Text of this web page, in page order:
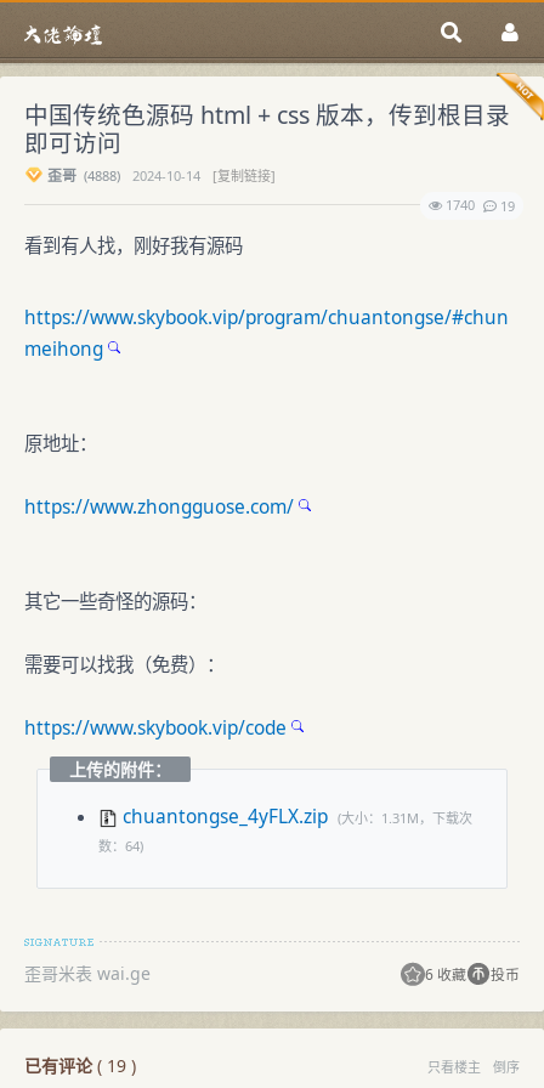
中国传统色源码 html + css 版本，传到根目录
即可访问
歪哥 (4888) 2024-10-14
[复制链接]
1740
19
看到有人找，刚好我有源码
https://www.skybook.vip/program/chuantongse/#chun
meihong
原地址：
https://www.zhongguose.com/
其它一些奇怪的源码：
需要可以找我（免费）：
https://www.skybook.vip/code
上传的附件：
chuantongse_4yFLX.zip (大小：1.31M，下载次
数：64)
歪哥米表 wai.ge 6 收藏 投币
已有评论( 19 ) 只看楼主 倒序